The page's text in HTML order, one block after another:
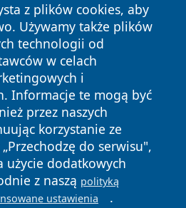
z plików cookies, aby
Używamy także plików
technologii od
w celach
i
Informacje te mogą być
przez naszych
korzystanie ze
do serwisu",
użycie dodatkowych
z naszą polityką
ustawienia .
Wszystkie prawa zastrzeżone.
Polityka